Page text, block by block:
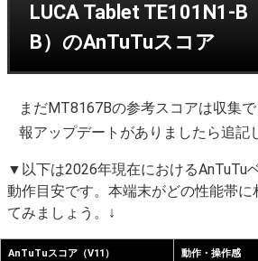
LUCA Tablet TE101N1-
B）のAnTuTuスコア
まだMT8167Bの参考スコアは収集
報アップデートがありましたら追記
▼以下は2026年現在におけるAnTuTu
動作目安です。本端末がどの性能帯に
てみましょう。↓
AnTuTuスコア（V11） 動作・操作感